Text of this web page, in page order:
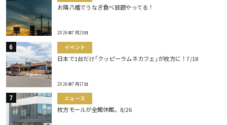
お隣八幡でうなぎ食べ放題やってる！
2026年7月23日
イベント
日本で1台だけ｢クッピーラムネカフェ｣が枚方に！7/18
2026年7月17日
ニュース
枚方モールが全館休館。8/26